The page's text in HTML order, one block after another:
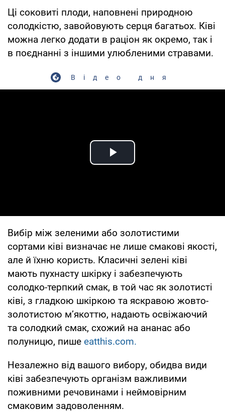
Ці соковиті плоди, наповнені природною
солодкістю, завойовують серця багатьох. Ківі
можна легко додати в раціон як окремо, так і
в поєднанні з іншими улюбленими стравами.
Відео дня
Play Video
Вибір між зеленими або золотистими
сортами ківі визначає не лише смакові якості,
але й їхню користь. Класичні зелені ківі
мають пухнасту шкірку і забезпечують
солодко-терпкий смак, в той час як золотисті
ківі, з гладкою шкіркою та яскравою жовто-
золотистою м’якоттю, надають освіжаючий
та солодкий смак, схожий на ананас або
полуницю, пише eatthis.com.
Незалежно від вашого вибору, обидва види
ківі забезпечують організм важливими
поживними речовинами і неймовірним
смаковим задоволенням.